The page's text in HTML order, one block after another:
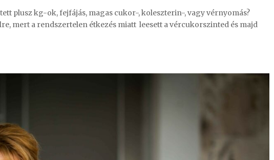
plusz kg-ok, fejfájás, magas cukor-, koleszterin-, vagy vérnyomás?
mert a rendszertelen étkezés miatt leesett a vércukorszinted és majd